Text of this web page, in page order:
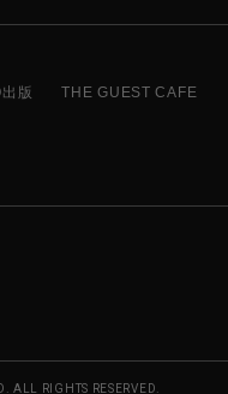
版 THE GUEST CAFE
ALL RIGHTS RESERVED.